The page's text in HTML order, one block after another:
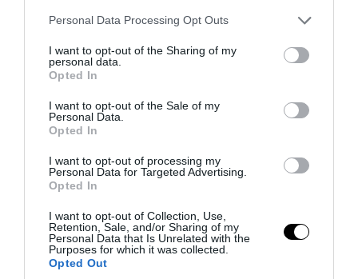
Please note that this website/app uses one or more Google
not limited to your visit or usage behaviour. You may click to
grant or deny consent to Google and its third-party tags to
use your data for below specified purposes in below Google
consent section.
Personal Data Processing Opt Outs
I want to opt-out of the Sharing of my
personal data.
Opted In
I want to opt-out of the Sale of my
Personal Data.
Opted In
I want to opt-out of processing my
Personal Data for Targeted Advertising.
Opted In
I want to opt-out of Collection, Use,
Retention, Sale, and/or Sharing of my
Personal Data that Is Unrelated with the
Purposes for which it was collected.
Opted Out
Τι είναι το «σύνδρομο αιφνίδιου
06.08.2026 | 09:59